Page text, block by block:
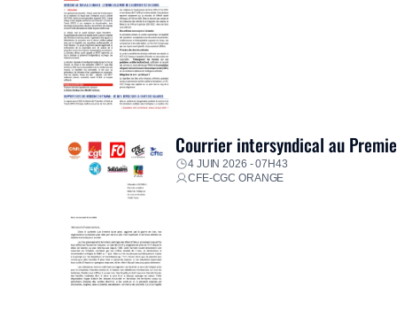
Courrier intersyndical au
4 JUIN 2026 - 07H43
CFE-CGC ORANGE